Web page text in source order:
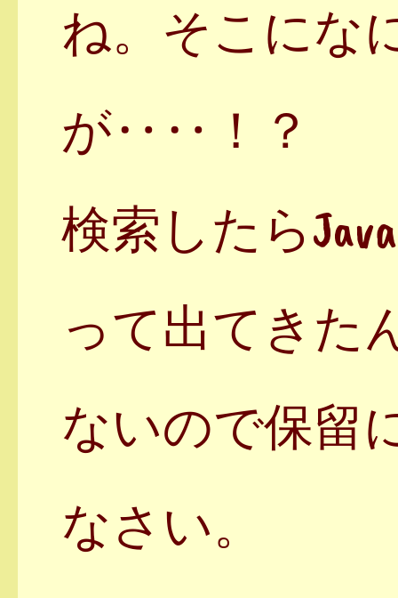
ね。そこにな
が‥‥！？
検索したら
って出てきた
ないので保留
なさい。